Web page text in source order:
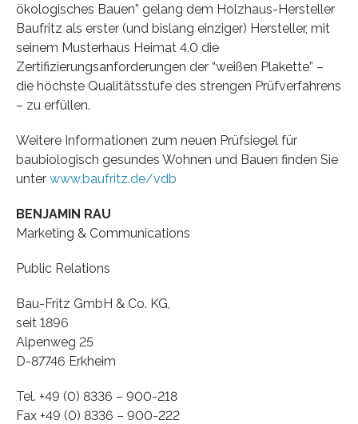
ökologisches Bauen” gelang dem Holzhaus-Hersteller
Baufritz als erster (und bislang einziger) Hersteller, mit
seinem Musterhaus Heimat 4.0 die
Zertifizierungsanforderungen der “weißen Plakette” –
die höchste Qualitätsstufe des strengen Prüfverfahrens
– zu erfüllen.
Weitere Informationen zum neuen Prüfsiegel für
baubiologisch gesundes Wohnen und Bauen finden Sie
unter www.baufritz.de/vdb
BENJAMIN RAU
Marketing & Communications
Public Relations
Bau-Fritz GmbH & Co. KG,
seit 1896
Alpenweg 25
D-87746 Erkheim
Tel. +49 (0) 8336 – 900-218
Fax +49 (0) 8336 – 900-222